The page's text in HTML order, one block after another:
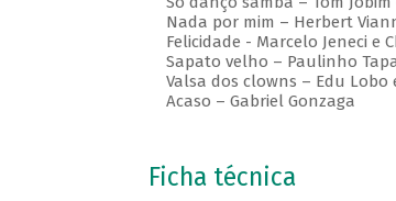
Nada por mim – Herbert
Felicidade - Marcelo Jeneci e
Sapato velho – Paulinho
Valsa dos clowns – Edu Lobo
Acaso – Gabriel Gonzaga
Ficha técnica